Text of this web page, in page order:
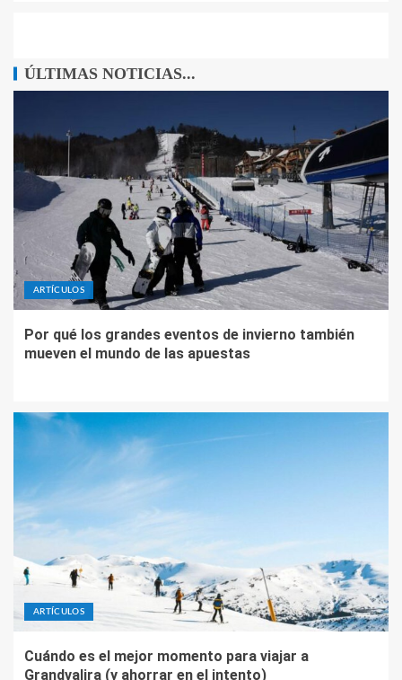
ÚLTIMAS NOTICIAS...
ARTÍCULOS
Por qué los grandes eventos de invierno también
mueven el mundo de las apuestas
ARTÍCULOS
Cuándo es el mejor momento para viajar a
Grandvalira (y ahorrar en el intento)